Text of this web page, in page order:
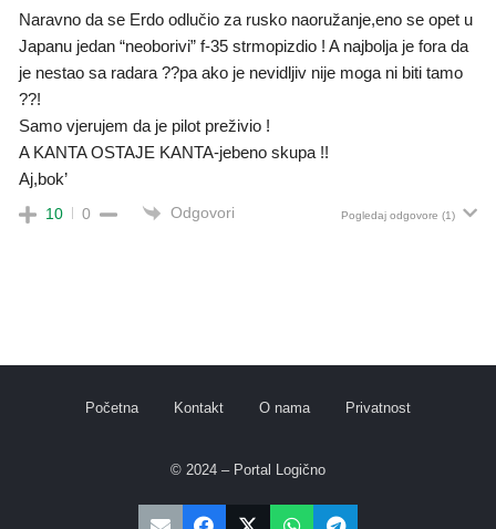
Naravno da se Erdo odlučio za rusko naoružanje,eno se opet u
Japanu jedan “neoborivi” f-35 strmopizdio ! A najbolja je fora da
je nestao sa radara ??pa ako je nevidljiv nije moga ni biti tamo
??!
Samo vjerujem da je pilot preživio !
A KANTA OSTAJE KANTA-jebeno skupa !!
Aj,bok’
10 0 Odgovori Pogledaj odgovore (1)
Početna Kontakt O nama Privatnost
© 2024 – Portal Logično